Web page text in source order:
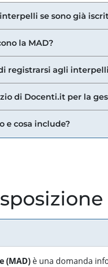
se sono già
la MAD?
registrarsi agli
di Docenti.it per la
e cosa include?
(MAD) è una domanda